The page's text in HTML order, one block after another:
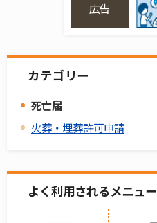
広告
カテゴリー
死亡届
火葬・埋葬許可申請
よく利用されるメニュー